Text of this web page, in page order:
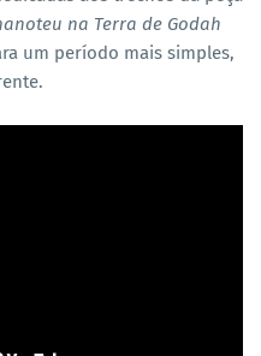
na Terra de Godah
um período mais simples,